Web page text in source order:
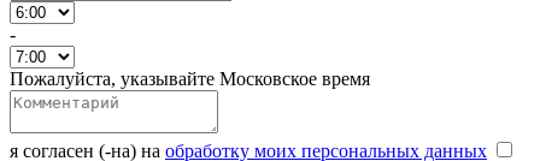
-
Пожалуйста, указывайте Московское время
я согласен (-на) на обработку моих персональных данных